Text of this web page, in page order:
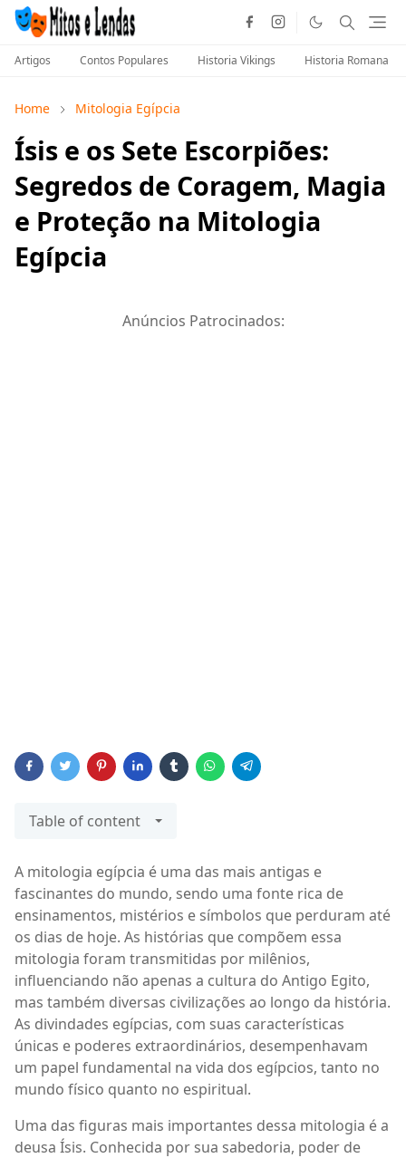
Artigos Contos Populares Historia Vikings Historia Romana
Home Mitologia Egípcia
Ísis e os Sete Escorpiões:
Segredos de Coragem, Magia
e Proteção na Mitologia
Egípcia
Anúncios Patrocinados:
Table of content
A mitologia egípcia é uma das mais antigas e
fascinantes do mundo, sendo uma fonte rica de
ensinamentos, mistérios e símbolos que perduram até
os dias de hoje. As histórias que compõem essa
mitologia foram transmitidas por milênios,
influenciando não apenas a cultura do Antigo Egito,
mas também diversas civilizações ao longo da história.
As divindades egípcias, com suas características
únicas e poderes extraordinários, desempenhavam
um papel fundamental na vida dos egípcios, tanto no
mundo físico quanto no espiritual.
Uma das figuras mais importantes dessa mitologia é a
deusa Ísis. Conhecida por sua sabedoria, poder de